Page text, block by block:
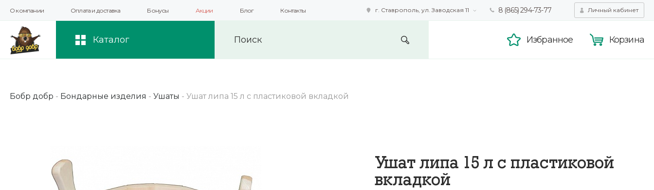
О компании Оплата и доставка Бонусы Акции Блог Контакты г. Ставрополь, ул. Заводская 11 8 (865) 294-73-77 Личный кабинет
Каталог Избранное Корзина
Бобр добр - Бондарные изделия - Ушаты - Ушат липа 15 л с пластиковой вкладкой
Ушат липа 15 л с пластиковой
вкладкой
Мы используем файлы cookie и другие подобные технологии для получения данных с целью сбора статистики,